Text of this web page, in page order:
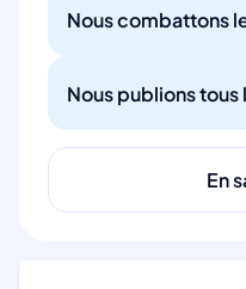
Nous combattons
Nous publions tous
En